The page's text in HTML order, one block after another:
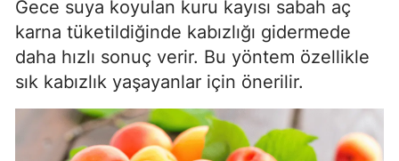
Gece suya koyulan kuru kayısı sabah aç
karna tüketildiğinde kabızlığı gidermede
daha hızlı sonuç verir. Bu yöntem özellikle
sık kabızlık yaşayanlar için önerilir.